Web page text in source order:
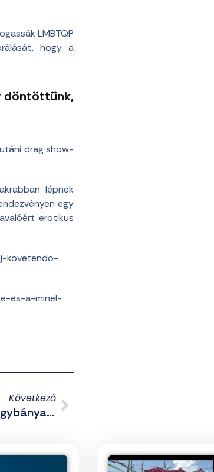
LMBTQP
hogy a
döntöttünk,
drag show-
lépnek
egy
erotikus
kovetendo-
es-a-minel-
Következő
Magyar Feliratokat Takart Le Nagybánya Korrupt Román Polgármestere